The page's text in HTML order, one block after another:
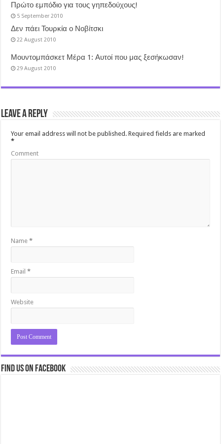
Πρώτο εμπόδιο για τους γηπεδούχους!
5 September 2010
Δεν πάει Τουρκία ο Νοβίτσκι
22 August 2010
Μουντομπάσκετ Μέρα 1: Αυτοί που μας ξεσήκωσαν!
29 August 2010
Leave a Reply
Your email address will not be published. Required fields are marked
*
Comment
Name*
Email*
Website
Find us on Facebook